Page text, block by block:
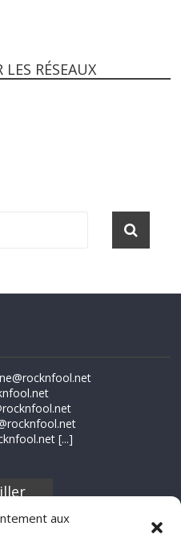
aux
RÉSEAUX
[...]